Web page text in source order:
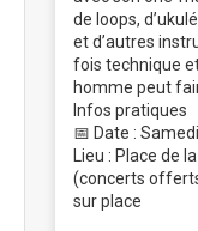
de loops,
et d’autres
fois technique
homme peut
Infos pratiques
📅 Date :
Lieu : Place de
(concerts
sur place